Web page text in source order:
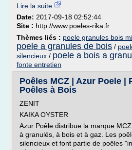
Lire la suite
Date: 2017-09-18 02:52:44
Site : http://www.poeles-rika.fr
Thèmes liés : poele granules bois
poele a granules de bois /
silencieux / poele a bois a
fonte entretien
Poêles MCZ | Azur Poele |
Poêles à Bois
ZENIT
KAIKA OYSTER
Azur Poêle distribue la marque
à granulés, à bois et à gaz. Les
silencieux et font partie de poêles